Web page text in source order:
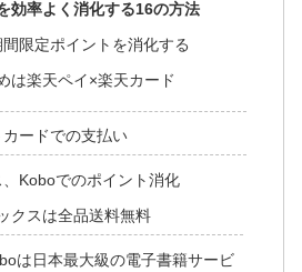
効率よく消化する16の方法
限定ポイントを消化する
は楽天ペイ×楽天カード
ードでの支払い
Koboでのポイント消化
クスは全品送料無料
は日本最大級の電子書籍サービ